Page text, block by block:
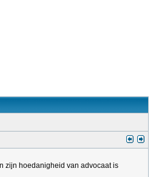
zijn hoedanigheid van advocaat is